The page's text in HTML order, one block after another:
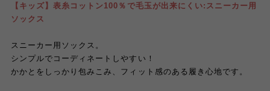
【キッズ】表糸コットン100％で毛玉が出来にくい:スニーカー用
ソックス
スニーカー用ソックス。
シンプルでコーディネートしやすい！
かかとをしっかり包みこみ、フィット感のある履き心地です。